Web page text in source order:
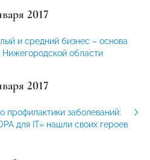
2017
и средний бизнес – основа
Нижегородской области
2017
профилактики заболеваний:
для IT» нашли своих героев